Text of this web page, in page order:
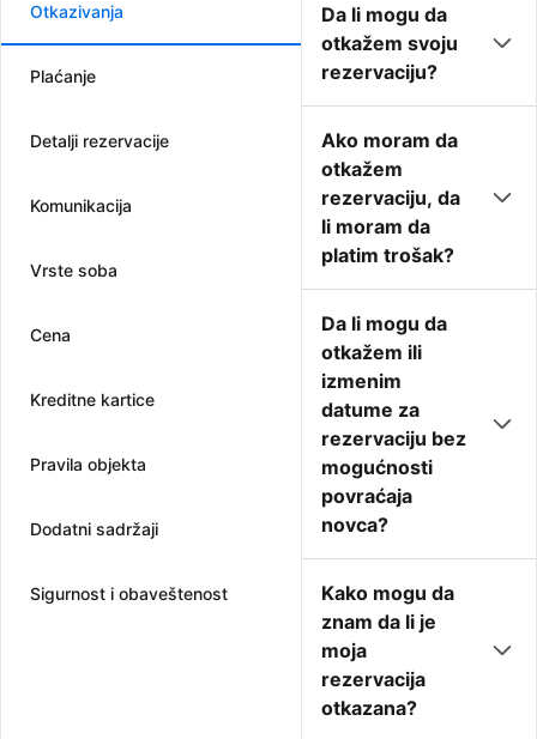
Otkazivanja
Plaćanje
Detalji rezervacije
Komunikacija
Vrste soba
Cena
Kreditne kartice
Pravila objekta
Dodatni sadržaji
Sigurnost i obaveštenost
Da li mogu da
otkažem svoju
rezervaciju?
Ako moram da
otkažem
rezervaciju, da
li moram da
platim trošak?
Da li mogu da
otkažem ili
izmenim
datume za
rezervaciju bez
mogućnosti
povraćaja
novca?
Kako mogu da
znam da li je
moja
rezervacija
otkazana?